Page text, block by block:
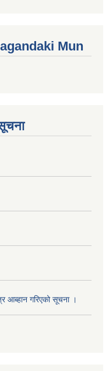
Mun
आब्हान गरिएको सूचना ।